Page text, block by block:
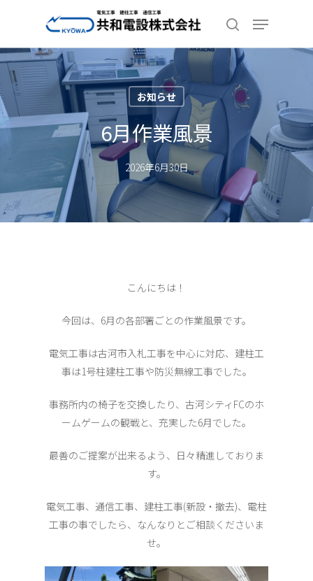
main
content
search
Menu
お知らせ
6月作業風景
2026年6月30日
こんにちは！
今回は、6月の各部署ごとの作業風景です。
電気工事は古河市入札工事を中心に対応、建柱工
事は1号柱建柱工事や防災無線工事でした。
事務所内の椅子を交換したり、古河シティFCのホ
ームゲームの観戦と、充実した6月でした。
最善のご提案が出来るよう、日々精進しておりま
す。
電気工事、通信工事、建柱工事(新設・撤去)、電柱
工事の事でしたら、なんなりとご相談くださいま
せ。